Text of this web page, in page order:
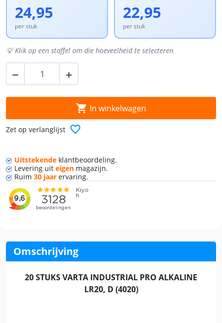
24,95
per stuk
22,95
per stuk
💡 Klik op een staffel om die hoeveelheid te selecteren
 
 In winkelwagen
Zet op verlanglijst favorite_border
Uitstekende klantbeoordeling.
Levering uit eigen magazijn.
Ruim 30 jaar ervaring.
Omschrijving
20 STUKS VARTA INDUSTRIAL PRO ALKALINE
LR20, D (4020)